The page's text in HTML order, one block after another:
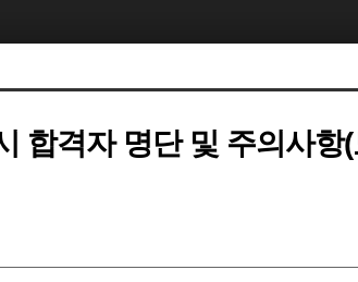
합격자 명단 및 주의사항